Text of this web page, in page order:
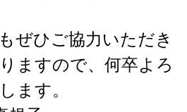
ぜひご協力いただき
ますので、何卒よろ
ます。